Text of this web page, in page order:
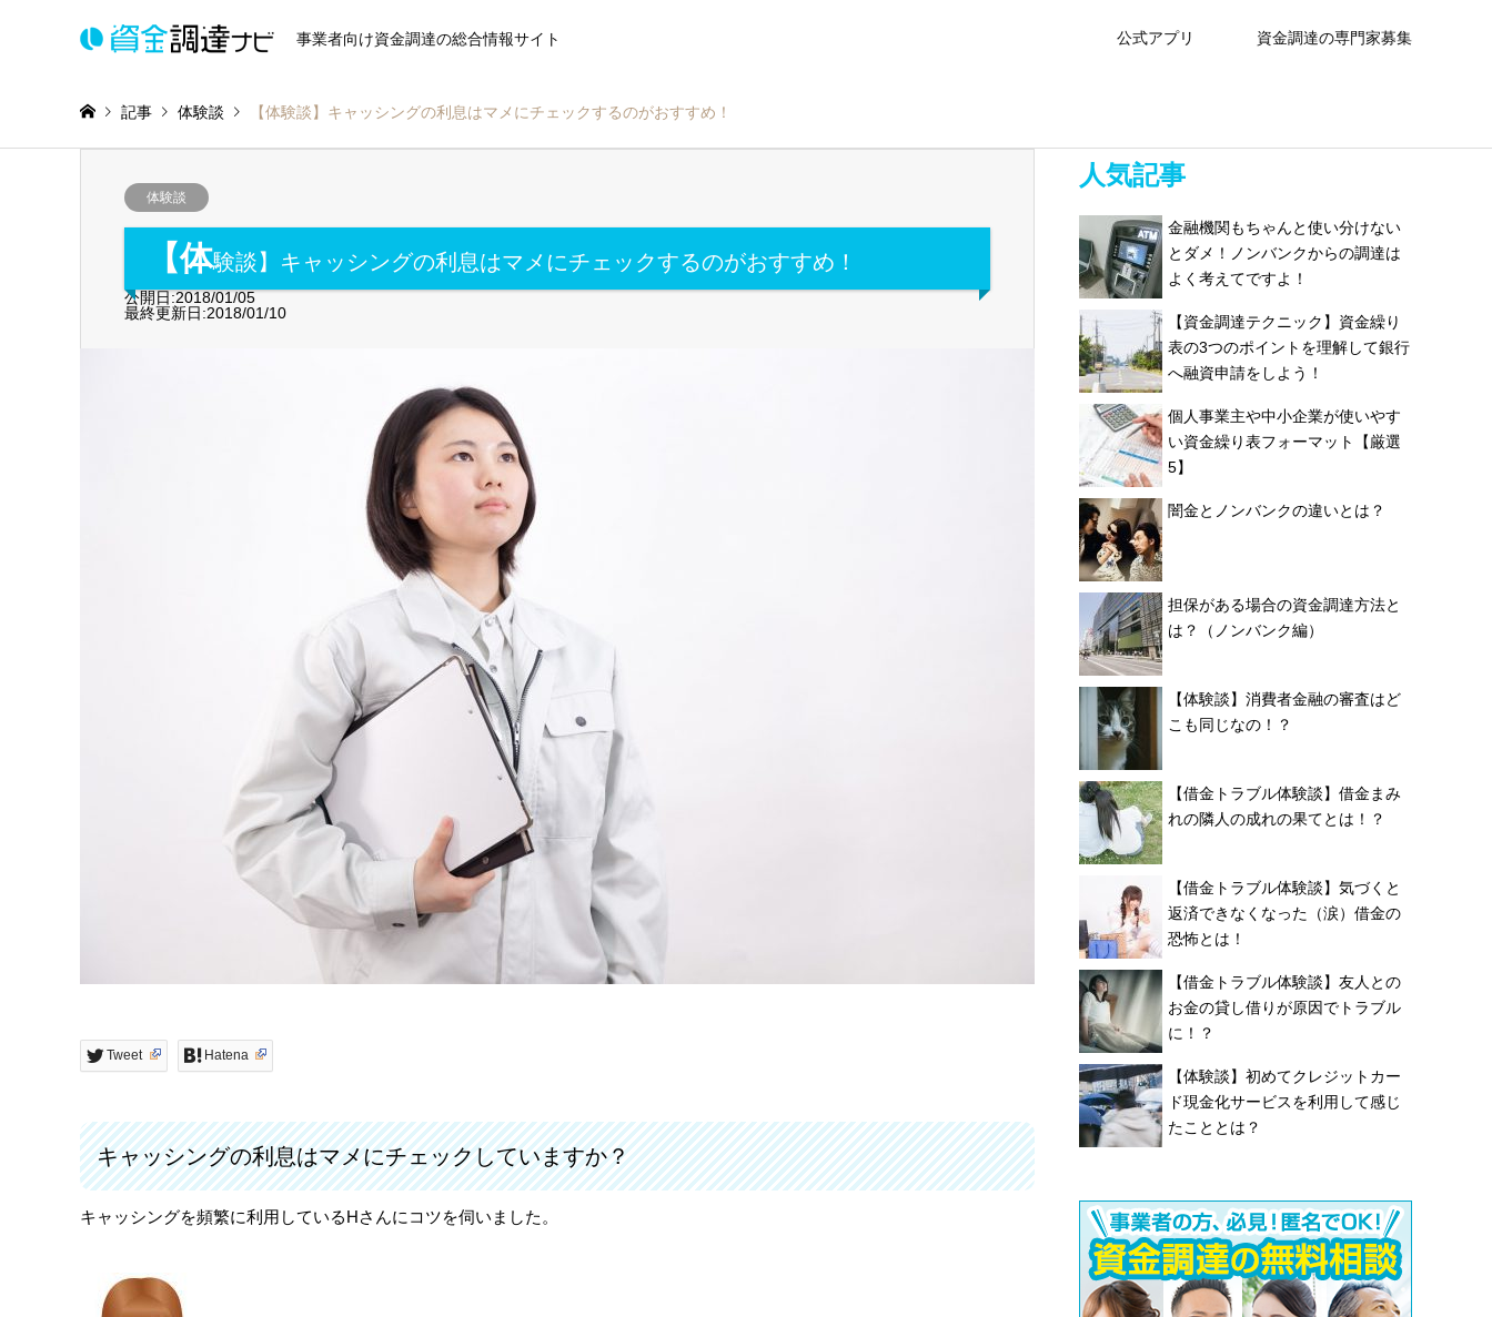
事業者向け資金調達の総合情報サイト 公式アプリ 資金調達の専門家募集
記事 体験談 【体験談】キャッシングの利息はマメにチェックするのがおすすめ！
体験談
【体験談】キャッシングの利息はマメにチェックするのがおすすめ！
公開日:2018/01/05
最終更新日:2018/01/10
Tweet Hatena
キャッシングの利息はマメにチェックしていますか？
キャッシングを頻繁に利用しているHさんにコツを伺いました。
人気記事
金融機関もちゃんと使い分けない
とダメ！ノンバンクからの調達は
よく考えてですよ！
【資金調達テクニック】資金繰り
表の3つのポイントを理解して銀行
へ融資申請をしよう！
個人事業主や中小企業が使いやす
い資金繰り表フォーマット【厳選
5】
闇金とノンバンクの違いとは？
担保がある場合の資金調達方法と
は？（ノンバンク編）
【体験談】消費者金融の審査はど
こも同じなの！？
【借金トラブル体験談】借金まみ
れの隣人の成れの果てとは！？
【借金トラブル体験談】気づくと
返済できなくなった（涙）借金の
恐怖とは！
【借金トラブル体験談】友人との
お金の貸し借りが原因でトラブル
に！？
【体験談】初めてクレジットカー
ド現金化サービスを利用して感じ
たこととは？